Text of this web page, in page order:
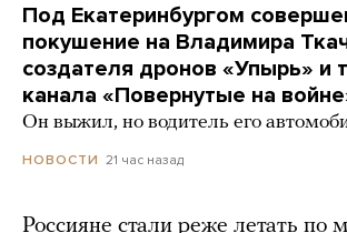
Под Екатеринбургом
покушение на Владимира
создателя дронов «Упырь» и
канала «Повернутые на
Он выжил, но водитель его
НОВОСТИ 21 час назад
Россияне стали реже летать по